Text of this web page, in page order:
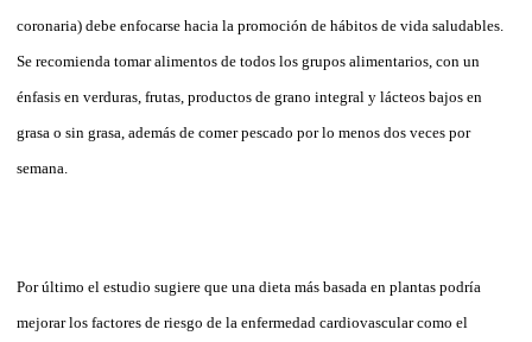
coronaria) debe enfocarse hacia la promoción de hábitos de vida saludables.
Se recomienda tomar alimentos de todos los grupos alimentarios, con un
énfasis en verduras, frutas, productos de grano integral y lácteos bajos en
grasa o sin grasa, además de comer pescado por lo menos dos veces por
semana.
Por último el estudio sugiere que una dieta más basada en plantas podría
mejorar los factores de riesgo de la enfermedad cardiovascular como el